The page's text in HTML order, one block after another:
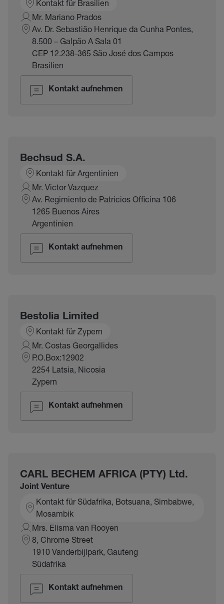
Kontakt für Brasilien
Mr. Mariano Prados
Av. Dr. Sebastião Henrique da Cunha Pontes,
8.500 – Galpão A Sala 01
CEP 12.238-365 São José dos Campos
Brasilien
Kontakt aufnehmen
Bechsud S.A.
Kontakt für Argentinien
Mr. Victor Vazquez
Av. Regimiento de Patricios Officina 106
1265 Buenos Aires
Argentinien
Kontakt aufnehmen
Bestolia Limited
Kontakt für Zypern
Mr. Costas Georgallides
P.O.Box:12902
2254 Latsia, Nicosia
Zypern
Kontakt aufnehmen
CARL BECHEM AFRICA (PTY) Ltd.
Joint Venture
Kontakt für Südafrika, Botsuana, Simbabwe,
Mosambik
Mrs. Elisma van Rooyen
8, Chrome Street
1910 Vanderbijlpark, Gauteng
Südafrika
Kontakt aufnehmen